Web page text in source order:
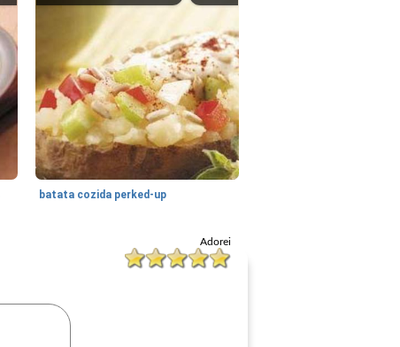
batata cozida perked-up
Adorei